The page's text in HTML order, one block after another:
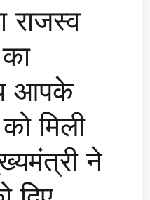
राजस्व
आपके
मिली
ने